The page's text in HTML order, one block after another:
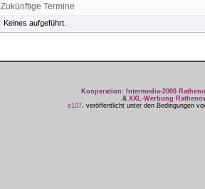
Zukünftige Termine
Keines aufgeführt.
Kooperation: Intermedia-2000
& XXL-Werbung
e107, veröffentlicht unter den Bedingungen